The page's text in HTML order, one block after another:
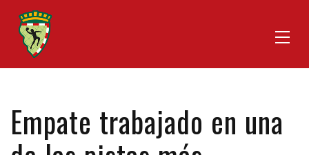
Empate trabajado en una